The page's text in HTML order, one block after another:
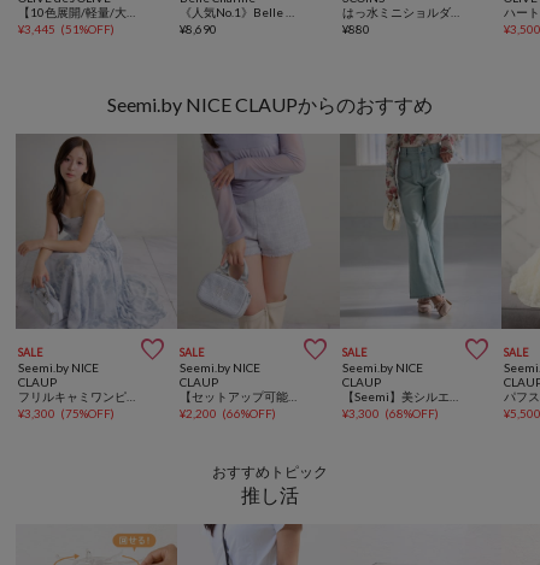
¥3,445 (51%OFF)
¥8,690
はっ水ミニショルダーバッグ
¥880 ¥
Seemi.by NICE CLAUPからのおすすめ
SALE 
Seemi.by NICE
CLAUP
¥3,300 (75%OFF)
SALE 
Seemi.by NICE
CLAUP
¥2,200 (66%OFF)
SALE 
Seemi.by NICE
CLAUP
¥3,300 (68%OFF)
SALE
¥
おすすめトピック
推し活